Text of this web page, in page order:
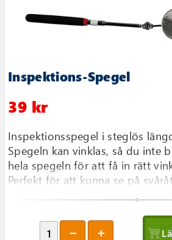
Inspektions-Spegel
39 kr
Inspektionsspegel i steglös
Spegeln kan vinklas, så du inte
hela spegeln för att få in rätt
Perfekt för att kunna se på